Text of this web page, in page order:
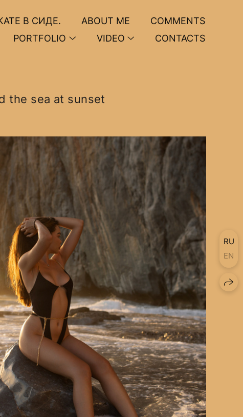
В СИДЕ. ABOUT ME
COMMENTS
PORTFOLIO
VIDEO CONTACTS
the sea at sunset
RU
EN